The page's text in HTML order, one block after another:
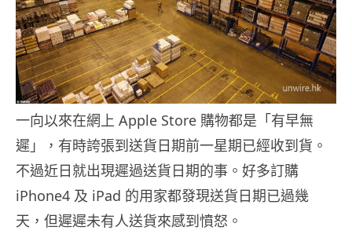
一向以來在網上 Apple Store 購物都是「有早無
遲」，有時誇張到送貨日期前一星期已經收到貨。
不過近日就出現遲過送貨日期的事。好多訂購
iPhone4 及 iPad 的用家都發現送貨日期已過幾
天，但遲遲未有人送貨來感到憤怒。